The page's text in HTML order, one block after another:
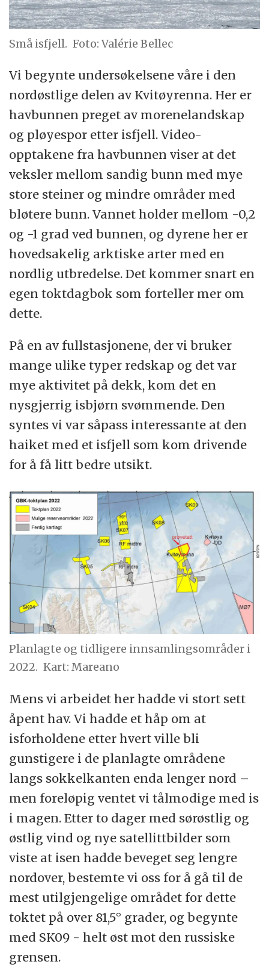
Små isfjell. Foto: Valérie Bellec
Vi begynte undersøkelsene våre i den
nordøstlige delen av Kvitøyrenna. Her er
havbunnen preget av morenelandskap
og pløyespor etter isfjell. Video-
opptakene fra havbunnen viser at det
veksler mellom sandig bunn med mye
store steiner og mindre områder med
bløtere bunn. Vannet holder mellom -0,2
og -1 grad ved bunnen, og dyrene her er
hovedsakelig arktiske arter med en
nordlig utbredelse. Det kommer snart en
egen toktdagbok som forteller mer om
dette.
På en av fullstasjonene, der vi bruker
mange ulike typer redskap og det var
mye aktivitet på dekk, kom det en
nysgjerrig isbjørn svømmende. Den
syntes vi var såpass interessante at den
haiket med et isfjell som kom drivende
for å få litt bedre utsikt.
Planlagte og tidligere innsamlingsområder i
2022. Kart: Mareano
Mens vi arbeidet her hadde vi stort sett
åpent hav. Vi hadde et håp om at
isforholdene etter hvert ville bli
gunstigere i de planlagte områdene
langs sokkelkanten enda lenger nord –
men foreløpig ventet vi tålmodige med is
i magen. Etter to dager med sørøstlig og
østlig vind og nye satellittbilder som
viste at isen hadde beveget seg lengre
nordover, bestemte vi oss for å gå til de
mest utilgjengelige området for dette
toktet på over 81,5° grader, og begynte
med SK09 - helt øst mot den russiske
grensen.